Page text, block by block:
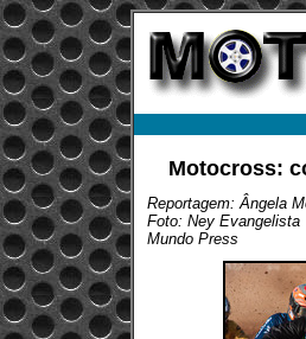
Motocross:
Reportagem: Ângela
Foto: Ney Evangelista
Mundo Press